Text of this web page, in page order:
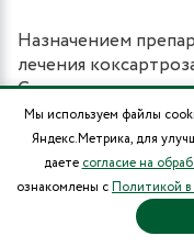
Назначением
лечения
Самостоятельно
этим вы рискуете
Физиотерапия
Сегодня
Мы используем файлы
Яндекс.Метрика, для
даете согласие на
ознакомлены сПолитикой